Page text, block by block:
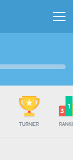
TURNIER